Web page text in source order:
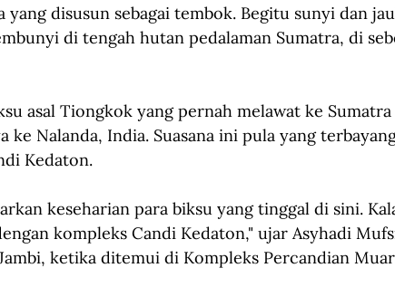
yang disusun sebagai tembok. Begitu sunyi dan
di tengah hutan pedalaman Sumatra, di
asal Tiongkok yang pernah melawat ke Sumatra
ke Nalanda, India. Suasana ini pula yang
Kedaton.
keseharian para biksu yang tinggal di sini.
kompleks Candi Kedaton," ujar Asyhadi
, ketika ditemui di Kompleks Percandian